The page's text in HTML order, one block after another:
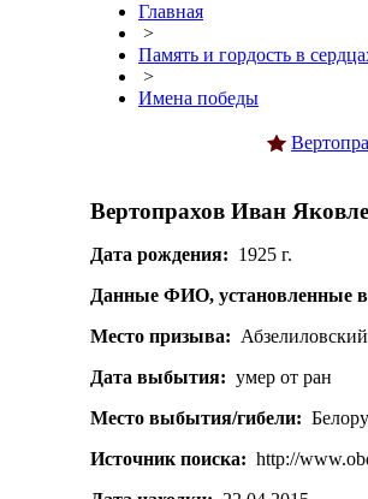
Главная
>
Память и гордость в
>
Имена победы
Вертопрахов Иван
Дата рождения: 1925 г.
Данные ФИО, установленные в
Место призыва:
Дата выбытия: умер от ран
Место выбытия/гибели:
Источник поиска: http://